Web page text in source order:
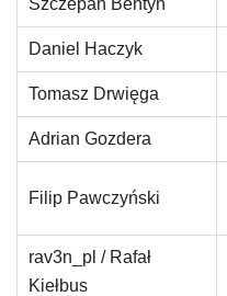
Szczepan Bentyn
Daniel Haczyk
Tomasz Drwięga
Adrian Gozdera
Filip Pawczyński
rav3n_pl / Rafał
Kiełbus